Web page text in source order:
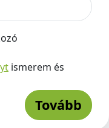
ismerem és
Tovább